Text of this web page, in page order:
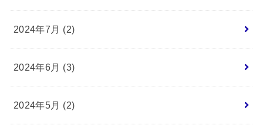
2024年7月 (2)
2024年6月 (3)
2024年5月 (2)